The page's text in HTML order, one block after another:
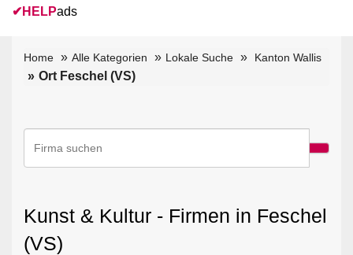
✔ HELPads
Home Alle Kategorien Lokale Suche Kanton Wallis
Ort Feschel (VS)
Kunst & Kultur - Firmen in Feschel
(VS)